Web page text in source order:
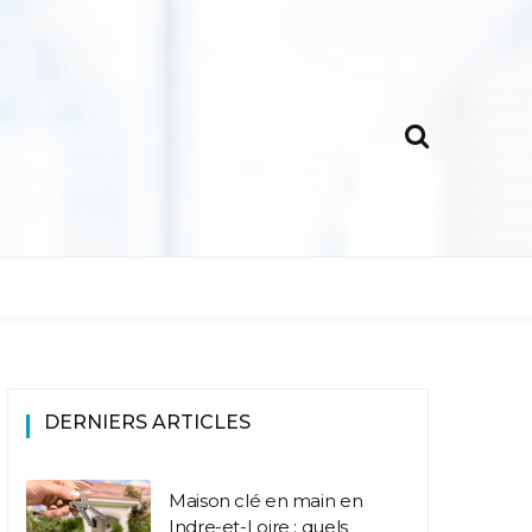
DERNIERS ARTICLES
Maison clé en main en
Indre-et-Loire : quels